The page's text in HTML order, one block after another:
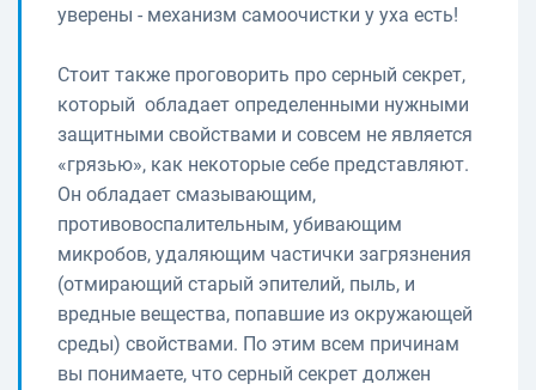
уверены - механизм самоочистки у уха есть!
Стоит также проговорить про серный секрет,
который обладает определенными нужными
защитными свойствами и совсем не является
«грязью», как некоторые себе представляют.
Он обладает смазывающим,
противовоспалительным, убивающим
микробов, удаляющим частички загрязнения
(отмирающий старый эпителий, пыль, и
вредные вещества, попавшие из окружающей
среды) свойствами. По этим всем причинам
вы понимаете, что серный секрет должен